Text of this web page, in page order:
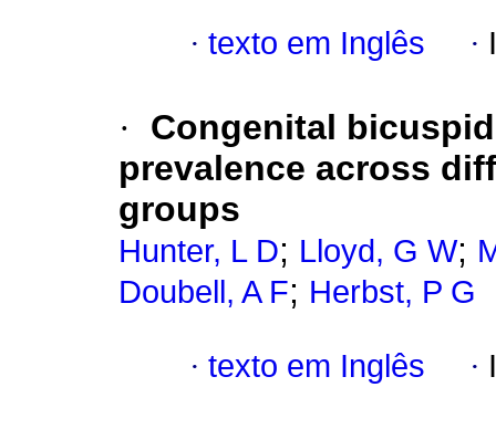
· texto em Inglês ·
·
Congenital
prevalence across
groups
Hunter, L D; Lloyd, G W;
Doubell, A F; Herbst, P G
· texto em Inglês ·